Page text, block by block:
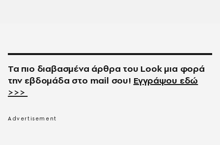
Τα πιο διαβασμένα άρθρα του Look μια φορά
την εβδομάδα στο mail σου! Εγγράψου εδώ
>>>